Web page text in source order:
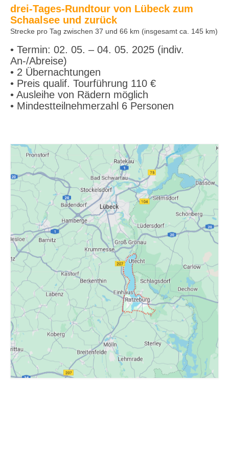
drei-Tages-Rundtour von Lübeck zum
Schaalsee und zurück
Strecke pro Tag zwischen 37 und 66 km (insgesamt ca. 145 km)
• Termin: 02. 05. – 04. 05. 2025 (indiv.
An-/Abreise)
• 2 Übernachtungen
• Preis qualif. Tourführung 110 €
• Ausleihe von Rädern möglich
• Mindestteilnehmerzahl 6 Personen